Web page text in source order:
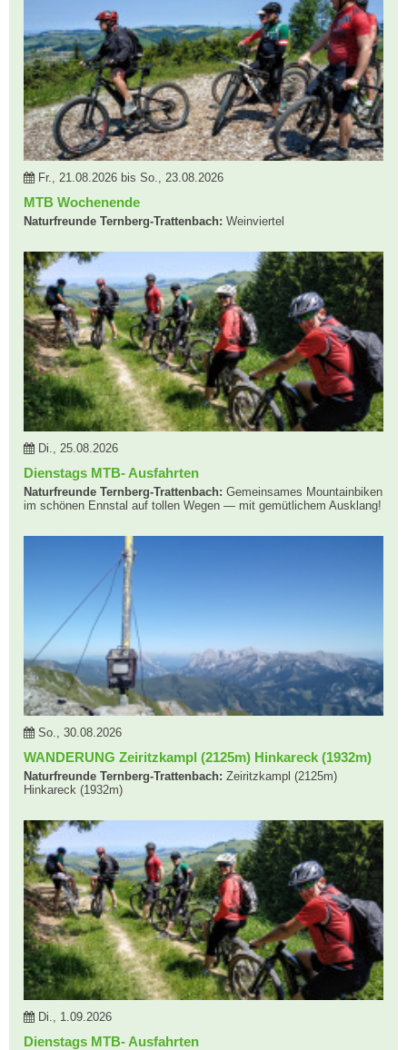
Fr., 21.08.2026 bis So., 23.08.2026
MTB Wochenende
Naturfreunde Ternberg-Trattenbach: Weinviertel
Di., 25.08.2026
Dienstags MTB- Ausfahrten
Naturfreunde Ternberg-Trattenbach: Gemeinsames Mountainbiken
im schönen Ennstal auf tollen Wegen — mit gemütlichem Ausklang!
So., 30.08.2026
WANDERUNG Zeiritzkampl (2125m) Hinkareck (1932m)
Naturfreunde Ternberg-Trattenbach: Zeiritzkampl (2125m)
Hinkareck (1932m)
Di., 1.09.2026
Dienstags MTB- Ausfahrten